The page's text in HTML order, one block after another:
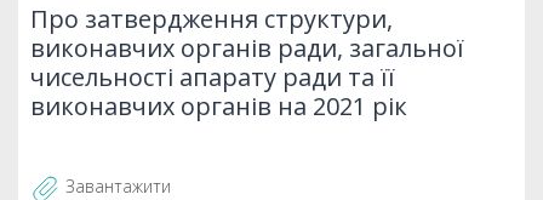
Про затвердження структури,
виконавчих органів ради, загальної
чисельності апарату ради та її
виконавчих органів на 2021 рік
Завантажити